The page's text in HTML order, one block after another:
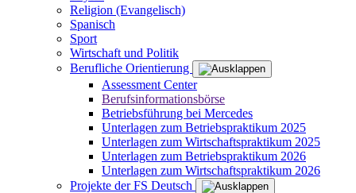
Religion (Evangelisch)
Spanisch
Sport
Wirtschaft und Politik
Berufliche Orientierung
Assessment Center
Berufsinformationsbörse
Betriebsführung bei Mercedes
Unterlagen zum Betriebspraktikum 2025
Unterlagen zum Wirtschaftspraktikum 2025
Unterlagen zum Betriebspraktikum 2026
Unterlagen zum Wirtschaftspraktikum 2026
Projekte der FS Deutsch